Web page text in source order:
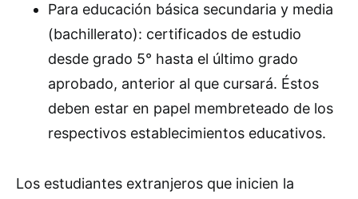
Para educación básica secundaria y media
(bachillerato): certificados de estudio
desde grado 5° hasta el último grado
aprobado, anterior al que cursará. Éstos
deben estar en papel membreteado de los
respectivos establecimientos educativos.
Los estudiantes extranjeros que inicien la